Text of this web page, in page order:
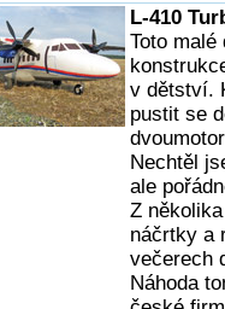
L-410
Toto
v dětství.
pustit se
Nechtěl
ale
Z
náčrtky a
večerech
Náhoda